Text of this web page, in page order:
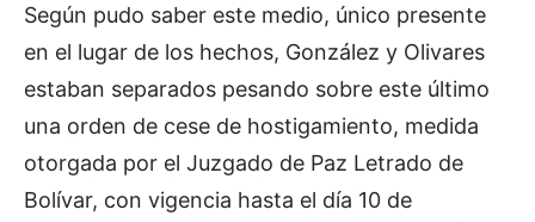
Según pudo saber este medio, único presente
en el lugar de los hechos, González y Olivares
estaban separados pesando sobre este último
una orden de cese de hostigamiento, medida
otorgada por el Juzgado de Paz Letrado de
Bolívar, con vigencia hasta el día 10 de